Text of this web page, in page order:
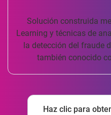
Solución construida
Learning y técnicas de
la detección del fraude
también conocido
Haz clic para